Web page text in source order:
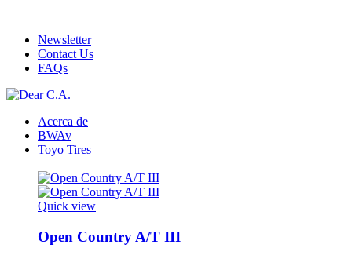
Newsletter
Contact Us
FAQs
Acerca de
BWAv
Toyo Tires
Quick view
Open Country A/T III